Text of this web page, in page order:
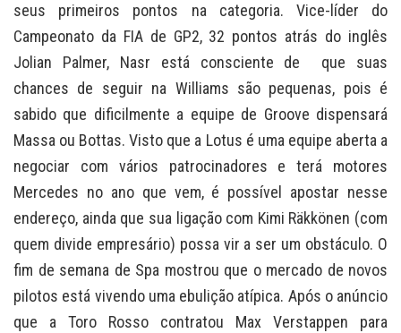
seus primeiros pontos na categoria. Vice-líder do
Campeonato da FIA de GP2, 32 pontos atrás do inglês
Jolian Palmer, Nasr está consciente de que suas
chances de seguir na Williams são pequenas, pois é
sabido que dificilmente a equipe de Groove dispensará
Massa ou Bottas. Visto que a Lotus é uma equipe aberta a
negociar com vários patrocinadores e terá motores
Mercedes no ano que vem, é possível apostar nesse
endereço, ainda que sua ligação com Kimi Räkkönen (com
quem divide empresário) possa vir a ser um obstáculo. O
fim de semana de Spa mostrou que o mercado de novos
pilotos está vivendo uma ebulição atípica. Após o anúncio
que a Toro Rosso contratou Max Verstappen para